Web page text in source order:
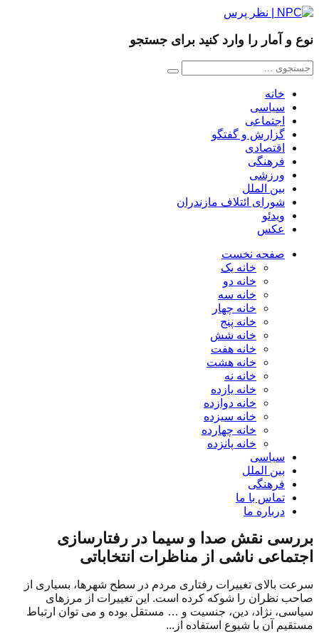
نوع و آمار را وارد کنید برای جستجو
خانه
سیاسی
اجتماعی
گزارش و گفتگو
اقتصادی
فرهنگی
ورزشی
بین الملل
شورای ائتلاف مازندران
ویدئو
عکس
صفحه نخست
خانه یک
خانه دو
خانه سه
خانه چهار
خانه پنج
خانه شش
خانه هفت
خانه هشت
خانه نه
خانه یازده
خانه دوازده
خانه سیزده
خانه چهارده
خانه پانزده
سیاسی
بین الملل
فرهنگی
تماس با ما
درباره ما
بررسی نقش صدا و سیما در رفتارسازی
اجتماعی ناشی از مناظرات انتخاباتی
سرعت بالای تغییرات رفتاری مردم در سطح شهرها، بسیاری از
صاحب نظران را شوکه کرده است. این تغییرات از مرزهای
سیاسی، نژاد، دین، جنسیت و … مستقل بوده و می توان ارتباط
مستقیم آن با شیوع استفاده از...